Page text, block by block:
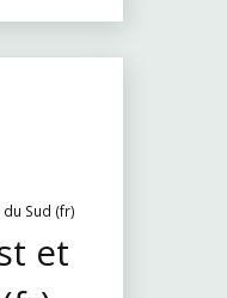
Sud (fr)
et